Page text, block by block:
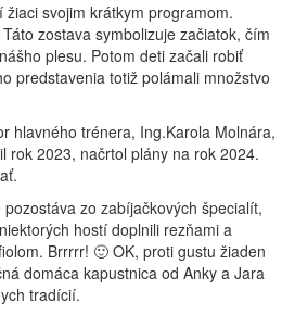
žiaci svojim krátkym programom.
zostava symbolizuje začiatok, čím
plesu. Potom deti začali robiť
predstavenia totiž polámali množstvo
hlavného trénera, Ing.Karola Molnára,
rok 2023, načrtol plány na rok 2024.
zo zabíjačkových špecialít,
hostí doplnili rezňami a
Brrrrr! 🙂 OK, proti gustu žiaden
domáca kapustnica od Anky a Jara
tradícií.